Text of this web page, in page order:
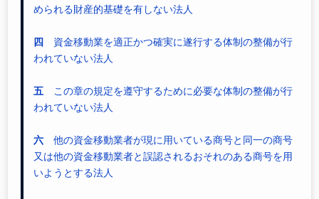
められる財産的基礎を有しない法人
四
資金移動業を適正かつ確実に遂行する体制の整備が行
われていない法人
五この章の規定を遵守するために必要な体制の整備が行
われていない法人
六他の資金移動業者が現に用いている商号と同一の商号
又は他の資金移動業者と誤認されるおそれのある商号を用
いようとする法人